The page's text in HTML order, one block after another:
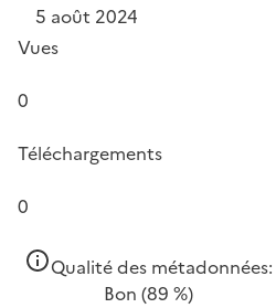
5 août 2024
Vues
0
Téléchargements
0
Qualité des métadonnées:
Bon (89 %)